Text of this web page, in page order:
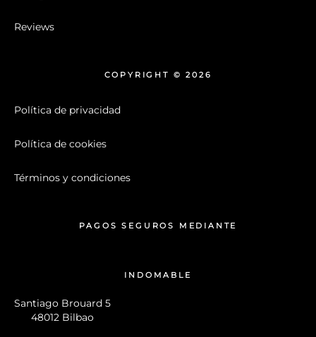
Reviews
COPYRIGHT © 2026
Política de privacidad
Política de cookies
Términos y condiciones
PAGOS SEGUROS MEDIANTE
INDOMABLE
Santiago Brouard 5
48012 Bilbao